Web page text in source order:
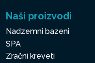
Naši proizvodi
Nadzemni bazeni
SPA
Zračni kreveti